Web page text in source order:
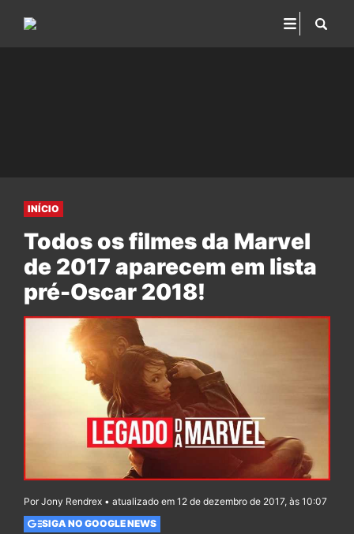
INÍCIO
Todos os filmes da Marvel
de 2017 aparecem em lista
pré-Oscar 2018!
Por Jony Rendrex • atualizado em 12 de dezembro de 2017, às 10:07
SIGA NO GOOGLE NEWS